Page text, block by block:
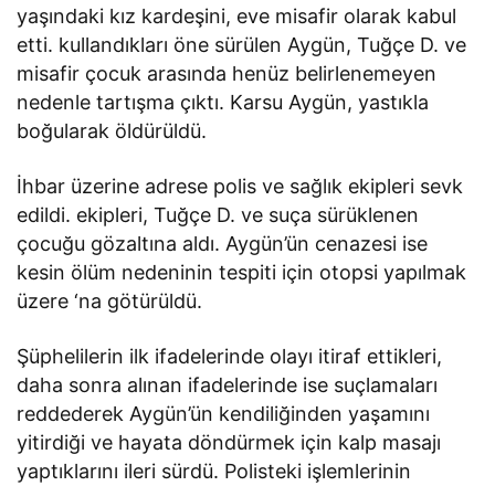
yaşındaki kız kardeşini, eve misafir olarak kabul
etti. kullandıkları öne sürülen Aygün, Tuğçe D. ve
misafir çocuk arasında henüz belirlenemeyen
nedenle tartışma çıktı. Karsu Aygün, yastıkla
boğularak öldürüldü.
İhbar üzerine adrese polis ve sağlık ekipleri sevk
edildi. ekipleri, Tuğçe D. ve suça sürüklenen
çocuğu gözaltına aldı. Aygün’ün cenazesi ise
kesin ölüm nedeninin tespiti için otopsi yapılmak
üzere ‘na götürüldü.
Şüphelilerin ilk ifadelerinde olayı itiraf ettikleri,
daha sonra alınan ifadelerinde ise suçlamaları
reddederek Aygün’ün kendiliğinden yaşamını
yitirdiği ve hayata döndürmek için kalp masajı
yaptıklarını ileri sürdü. Polisteki işlemlerinin